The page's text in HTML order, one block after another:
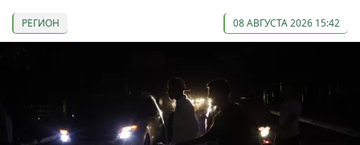
РЕГИОН 08 АВГУСТА 2026 15:42